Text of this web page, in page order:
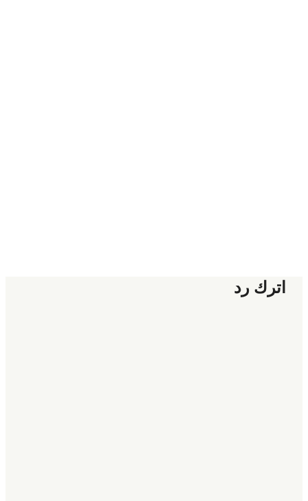
اترك رد